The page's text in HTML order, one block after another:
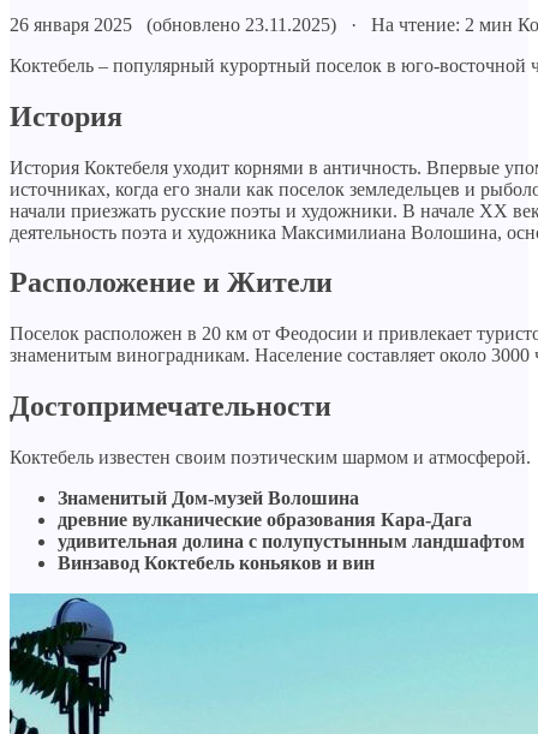
26 января 2025 (обновлено 23.11.2025) · На чтение: 2 мин
Коктебель – популярный курортный поселок в юго-
История
История Коктебеля уходит корнями в античность. Впервые
источниках, когда его знали как поселок земледельцев и
начали приезжать русские поэты и художники. В начале XX
деятельность поэта и художника Максимилиана Волошина,
Расположение и Жители
Поселок расположен в 20 км от Феодосии и привлекает
знаменитым виноградникам. Население составляет около
Достопримечательности
Коктебель известен своим поэтическим шармом и атмосферой.
Знаменитый Дом-музей Волошина
древние вулканические образования Кара-Дага
удивительная долина с полупустынным ландшафтом
Винзавод Коктебель коньяков и вин